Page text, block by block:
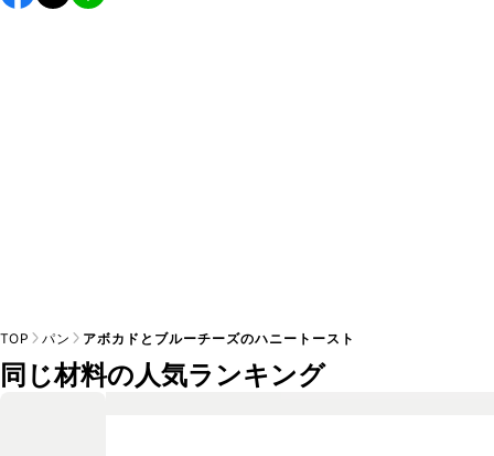
し上がりください。
TOP パン アボカドとブルーチーズのハニートースト
同じ材料の人気ランキング